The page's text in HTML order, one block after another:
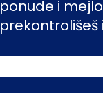
ponude i
prekontrolišeš